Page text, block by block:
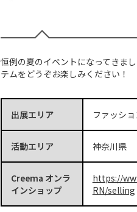
恒例の夏のイベントになってきま
テムをどうぞお楽しみください！
出展エリア ファッショ
活動エリア 神奈川県
Creema オンラ
インショップ
https://
RN/selling